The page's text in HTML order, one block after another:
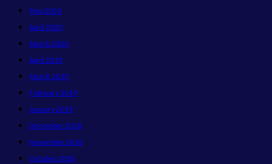
May 2020
April 2020
March 2020
April 2019
March 2019
February 2019
January 2019
December 2018
November 2018
October 2018